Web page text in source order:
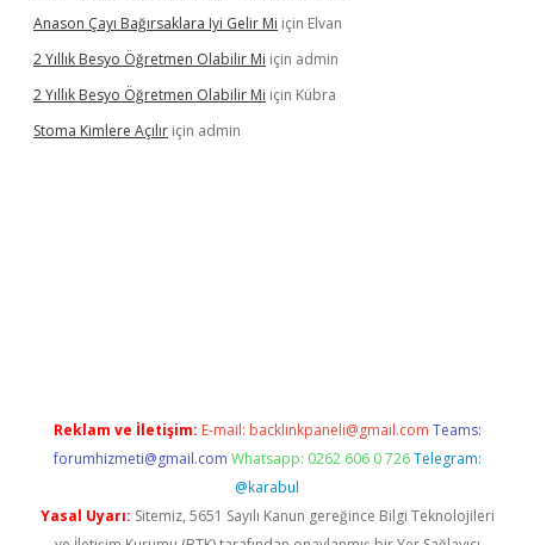
Anason Çayı Bağırsaklara Iyi Gelir Mi için Elvan
2 Yıllık Besyo Öğretmen Olabilir Mi için admin
2 Yıllık Besyo Öğretmen Olabilir Mi için Kübra
Stoma Kimlere Açılır için admin
Reklam ve İletişim: E-mail: backlinkpaneli@gmail.com Teams:
forumhizmeti@gmail.com Whatsapp: 0262 606 0 726 Telegram:
@karabul
Yasal Uyarı: Sitemiz, 5651 Sayılı Kanun gereğince Bilgi Teknolojileri